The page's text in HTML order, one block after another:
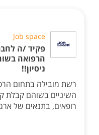
Job space
פקיד /ה
הרפואה
ניסיון!!
רשת מובילה בתחום
השיניים בשוהם קבלת
רופאים, בתנאים של